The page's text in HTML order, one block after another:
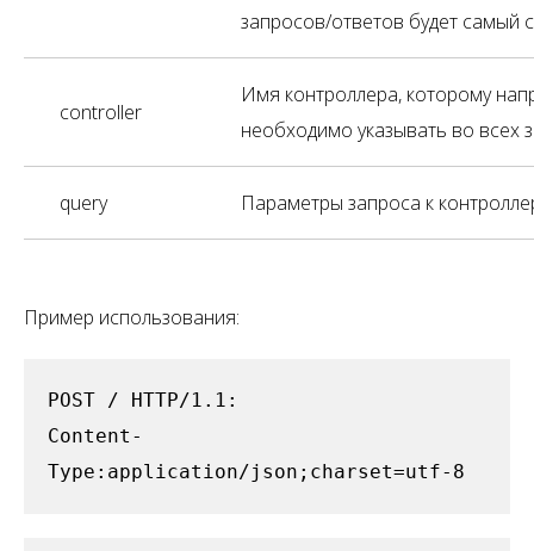
запросов/ответов будет самый
controller
Имя контроллера, которому
необходимо указывать во всех
query Параметры запроса к
Пример использования:
POST / HTTP/1.1:
Content-
Type:application/json;charset=utf-8